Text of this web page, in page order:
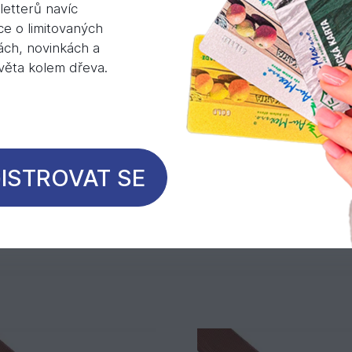
dřevinám na terasy a je všeobecně
Mohlo by Vás zajímat
navíc
o limitovaných
novinkách a
kolem dřeva.
SE